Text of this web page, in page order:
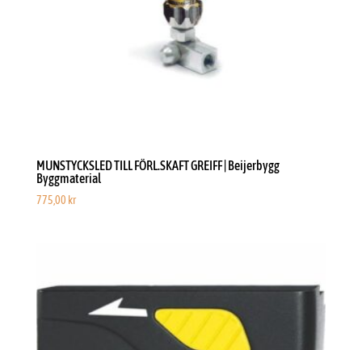
MUNSTYCKSLED TILL FÖRL.SKAFT GREIFF | Beijerbygg
Byggmaterial
775,00 kr